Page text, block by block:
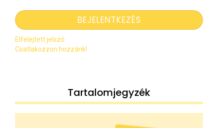
Elfelejtett jelszó
Csatlakozzon hozzánk!
Tartalomjegyzék